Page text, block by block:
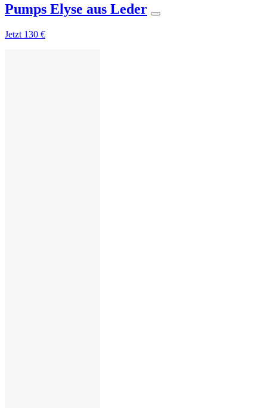
Pumps Elyse aus Leder
Jetzt 130 €